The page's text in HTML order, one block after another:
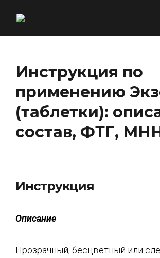
Инструкция по
применению
(таблетки):
состав, ФТГ,
Инструкция
Описание
Прозрачный, бесцветный или